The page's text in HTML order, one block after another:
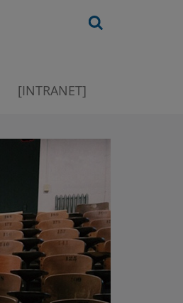
[INTRANET]